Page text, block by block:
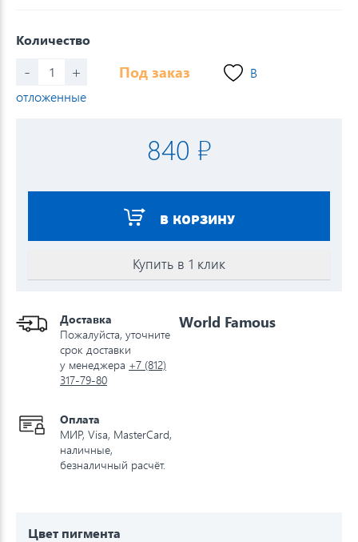
Количество
- + Под заказ
В
отложенные
840 ₽
В КОРЗИНУ
Купить в 1 клик
Доставка
Пожалуйста, уточните
срок доставки
у менеджера +7 (812)
317-79-80
Оплата
МИР, Visa, MasterCard,
наличные,
безналичный расчёт.
World Famous
Цвет пигмента